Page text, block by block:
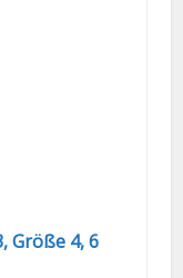
Größe 4, 6